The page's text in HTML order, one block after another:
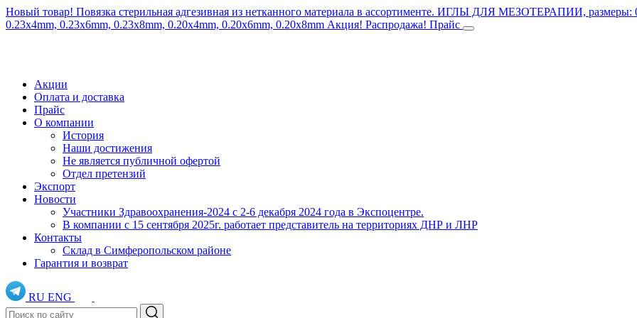
Новый товар! Повязка стерильная адгезивная из нетканного материала в ассортименте. ИГЛЫ ДЛЯ МЕЗОТЕРАПИИ, размеры:
0.23x4mm, 0.23x6mm, 0.23x8mm, 0.20x4mm, 0.20x6mm, 0.20x8mm Акция! Распродажа! Прайс
Акции
Оплата и доставка
Прайс
О компании
История
Наши достижения
Не является публичной офертой
Отдел претензий
Экспорт
Новости
Участники Здравоохранения-2024 с 2-6 декабря 2024 года в Экспоцентре.
В компании с 15 сентября 2025г. работает представитель на территориях ДНР и ЛНР
Контакты
Склад в Симферопольском районе
Гарантия и возврат
RU ENG